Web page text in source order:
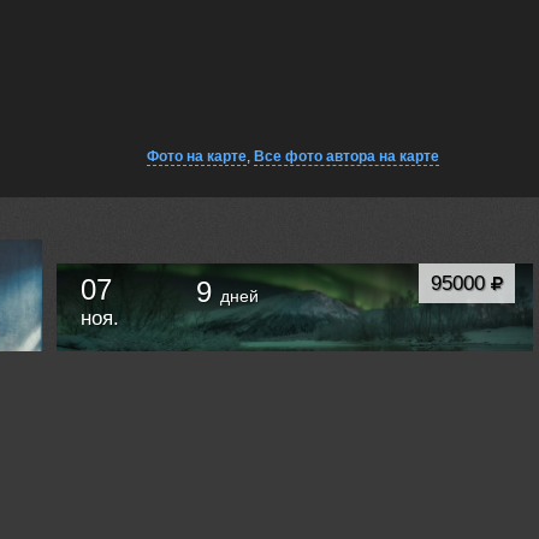
Фото на карте, Все фото автора на карте
95000
07
ноя.
9 дней